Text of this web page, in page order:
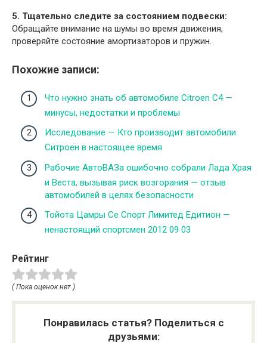
5. Тщательно следите за состоянием подвески:
Обращайте внимание на шумы во время движения,
проверяйте состояние амортизаторов и пружин.
Похожие записи:
Что нужно знать об автомобиле Citroen C4 —
минусы, недостатки и проблемы
Исследование — Кто производит автомобили
Ситроен в настоящее время
Рабочие АвтоВАЗа ошибочно собрали Лада Храя
и Веста, вызывая риск возгорания — отзыв
автомобилей в целях безопасности
Тойота Цамры Се Спорт Лимитед Едитион —
ненастоящий спортсмен 2012 09 03
Рейтинг
( Пока оценок нет )
Понравилась статья? Поделиться с
друзьями: